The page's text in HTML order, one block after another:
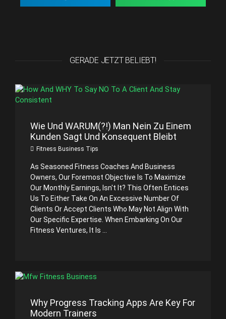
GERADE JETZT BELIEBT!
Wie Und WARUM(?!) Man Nein Zu Einem
Kunden Sagt Und Konsequent Bleibt
Fitness Business Tips
As Seasoned Fitness Coaches And Business
Owners, Our Foremost Objective Is To Maximize
Our Monthly Earnings, Isn't It? This Often Entices
Us To Either Take On An Excessive Number Of
Clients Or Accept Clients Who May Not Align With
Our Specific Expertise. When Embarking On Our
Fitness Ventures, It Is ...
Why Progress Tracking Apps Are Key For
Modern Trainers